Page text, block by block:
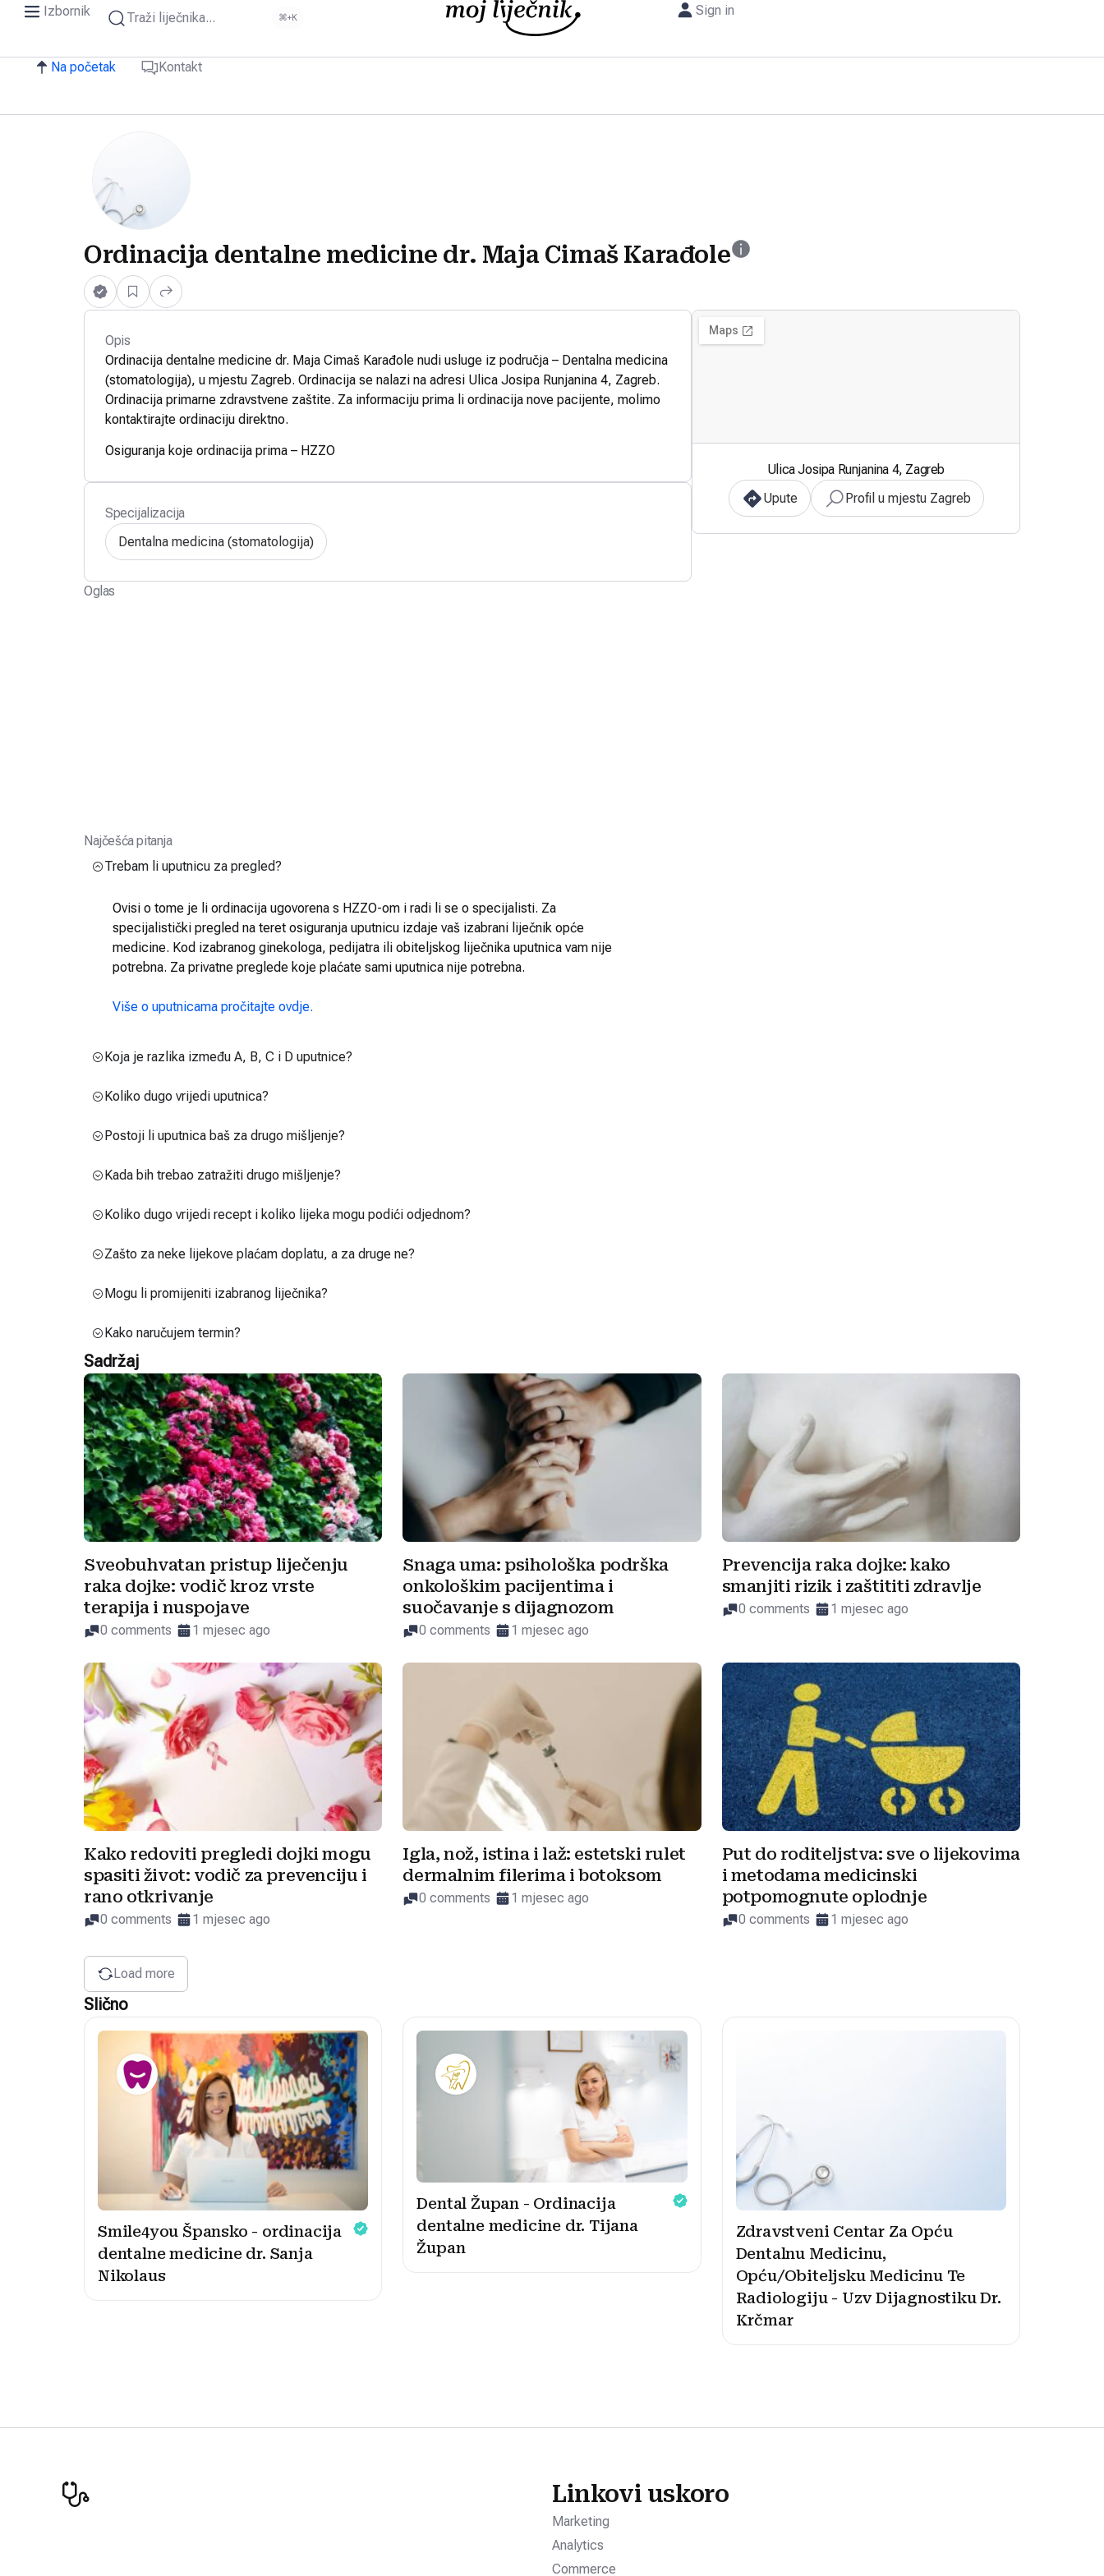
Izbornik Traži liječnika... ⌘+K Sign in
Na početak Kontakt
Ordinacija dentalne medicine dr. Maja Cimaš Karađole
Opis
Ordinacija dentalne medicine dr. Maja Cimaš Karađole nudi usluge iz područja – Dentalna medicina
(stomatologija), u mjestu Zagreb. Ordinacija se nalazi na adresi Ulica Josipa Runjanina 4, Zagreb.
Ordinacija primarne zdravstvene zaštite. Za informaciju prima li ordinacija nove pacijente, molimo
kontaktirajte ordinaciju direktno.
Osiguranja koje ordinacija prima – HZZO
Specijalizacija
Dentalna medicina (stomatologija)
Oglas
Ulica Josipa Runjanina 4, Zagreb
Upute
Profil u mjestu Zagreb
Najčešća pitanja
Trebam li uputnicu za pregled?
Ovisi o tome je li ordinacija ugovorena s HZZO-om i radi li se o specijalisti. Za
specijalistički pregled na teret osiguranja uputnicu izdaje vaš izabrani liječnik opće
medicine. Kod izabranog ginekologa, pedijatra ili obiteljskog liječnika uputnica vam nije
potrebna. Za privatne preglede koje plaćate sami uputnica nije potrebna.
Više o uputnicama pročitajte ovdje.
Koja je razlika između A, B, C i D uputnice?
Koliko dugo vrijedi uputnica?
Postoji li uputnica baš za drugo mišljenje?
Kada bih trebao zatražiti drugo mišljenje?
Koliko dugo vrijedi recept i koliko lijeka mogu podići odjednom?
Zašto za neke lijekove plaćam doplatu, a za druge ne?
Mogu li promijeniti izabranog liječnika?
Kako naručujem termin?
Sadržaj
Sveobuhvatan pristup liječenju
raka dojke: vodič kroz vrste
terapija i nuspojave
0 comments 1 mjesec ago
Snaga uma: psihološka podrška
onkološkim pacijentima i
suočavanje s dijagnozom
0 comments 1 mjesec ago
Prevencija raka dojke: kako
smanjiti rizik i zaštititi zdravlje
0 comments 1 mjesec ago
Kako redoviti pregledi dojki mogu
spasiti život: vodič za prevenciju i
rano otkrivanje
0 comments 1 mjesec ago
Igla, nož, istina i laž: estetski rulet
dermalnim filerima i botoksom
0 comments 1 mjesec ago
Put do roditeljstva: sve o lijekovima
i metodama medicinski
potpomognute oplodnje
0 comments 1 mjesec ago
Load more
Slično
Smile4you Špansko - ordinacija
dentalne medicine dr. Sanja
Nikolaus
Dental Župan - Ordinacija
dentalne medicine dr. Tijana
Župan
Zdravstveni Centar Za Opću
Dentalnu Medicinu,
Opću/Obiteljsku Medicinu Te
Radiologiju - Uzv Dijagnostiku Dr.
Krčmar
Linkovi uskoro
Marketing
Analytics
Commerce